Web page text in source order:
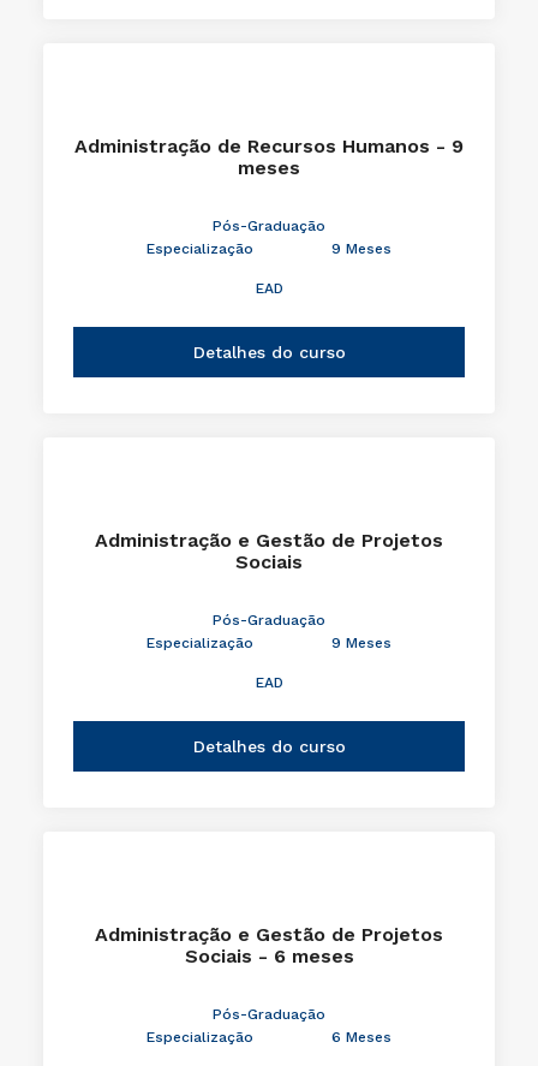
Administração de Recursos Humanos - 9
meses
Pós-Graduação
Especialização
9 Meses
EAD
Detalhes do curso
Administração e Gestão de Projetos
Sociais
Pós-Graduação
Especialização
9 Meses
EAD
Detalhes do curso
Administração e Gestão de Projetos
Sociais - 6 meses
Pós-Graduação
Especialização
6 Meses